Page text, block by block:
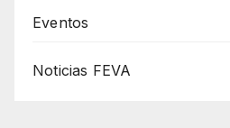
Eventos
Noticias FEVA